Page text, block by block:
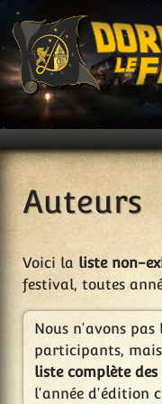
Auteurs
Voici la liste non-
festival, toutes
Nous n'avons pas
participants,
liste complète
l'année d'édition